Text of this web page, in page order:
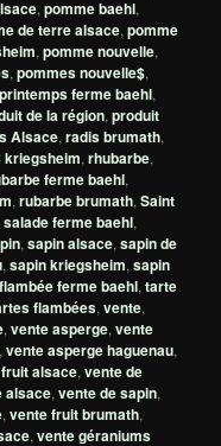
,pomme baehl,
de terre alsace,pomme
,pomme nouvelle,
,pommes nouvelle$,
printemps ferme baehl,
de la région,produit
Alsace,radis brumath,
kriegsheim,rhubarbe,
ferme baehl,
,rubarbe brumath,Saint
salade ferme baehl,
,sapin alsace,sapin de
,sapin kriegsheim,sapin
ferme baehl,tarte
flambées,vente,
,vente asperge,vente
,vente asperge haguenau,
alsace,vente de
alsace,vente de sapin,
,vente fruit brumath,
,vente géraniums